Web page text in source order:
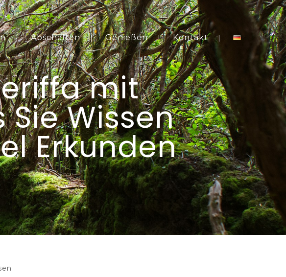
Abschalten Genießen Kontakt
mit
Wissen
Erkunden